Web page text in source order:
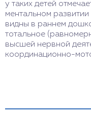
у таких детей
ментальном
видны в раннем
тотальное
высшей нервной
координационно-